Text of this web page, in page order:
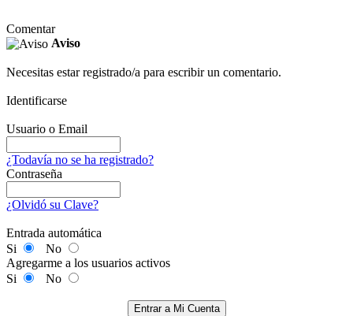
Comentar
Aviso
Necesitas estar registrado/a para escribir un comentario.
Identificarse
Usuario o Email
¿Todavía no se ha registrado?
Contraseña
¿Olvidó su Clave?
Entrada automática
Si
No
Agregarme a los usuarios activos
Si
No
Entrar a Mi Cuenta